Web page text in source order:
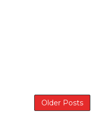
Older Posts